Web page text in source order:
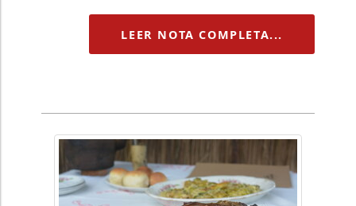
LEER NOTA COMPLETA...